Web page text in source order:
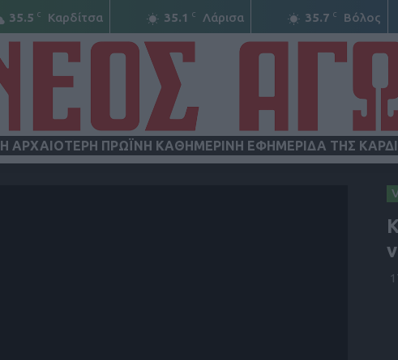
35.5 C Καρδίτσα 35.1 C Λάρισα 35.7 C Βόλος
Η ΑΡΧΑΙΟΤΕΡΗ ΠΡΩΪΝΗ ΚΑΘΗΜΕΡΙΝΗ ΕΦΗΜΕΡΙΔΑ ΤΗΣ